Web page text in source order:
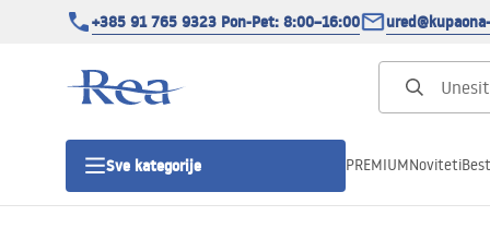
+385 91 765 9323 Pon-Pet: 8:00–16:00
Sve kategorije PREMIUMNoviteti